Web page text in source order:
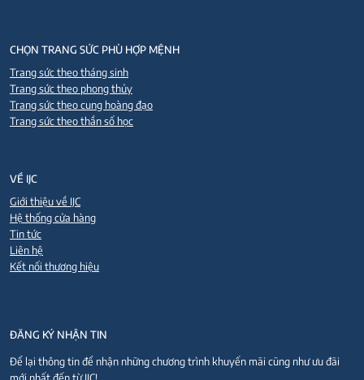
CHỌN TRANG SỨC PHÙ HỢP MỆNH
Trang sức theo tháng sinh
Trang sức theo phong thủy
Trang sức theo cung hoàng đạo
Trang sức theo thần số học
VỀ IJC
Giới thiệu về IJC
Hệ thống cửa hàng
Tin tức
Liên hệ
Kết nối thương hiệu
ĐĂNG KÝ NHẬN TIN
Để lại thông tin để nhận những chương trình khuyến mãi cũng như ưu đãi
mới nhất đến từ IJC!